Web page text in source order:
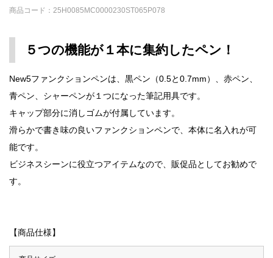
商品コード：25H0085MC0000230ST065P078
５つの機能が１本に集約したペン！
New5ファンクションペンは、黒ペン（0.5と0.7mm）、赤ペン、
青ペン、シャーペンが１つになった筆記用具です。
キャップ部分に消しゴムが付属しています。
滑らかで書き味の良いファンクションペンで、本体に名入れが可
能です。
ビジネスシーンに役立つアイテムなので、販促品としてお勧めで
す。
【商品仕様】